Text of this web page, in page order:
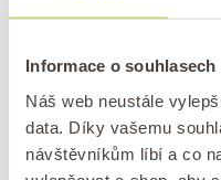
Informace o souhlasech
Náš web neustále
data. Díky vašemu
návštěvníkům líbí a co
používáme domácí
vanilkového lusku.
Už jste trochu
exotické chutě? Pak